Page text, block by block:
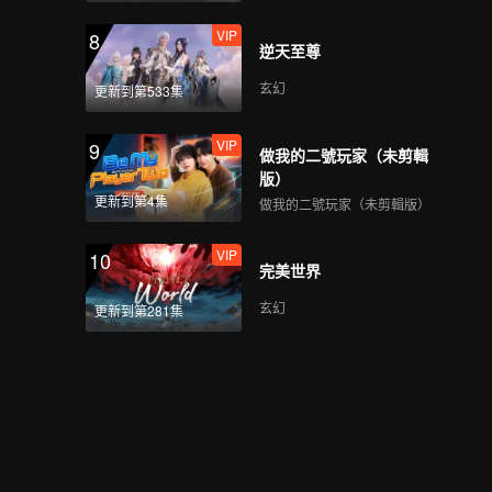
8
更新到第533集
VIP
逆天至尊
玄幻
9
更新到第4集
VIP
做我的二號玩家（未剪輯
版）
做我的二號玩家（未剪輯版）
10
更新到第281集
VIP
完美世界
玄幻